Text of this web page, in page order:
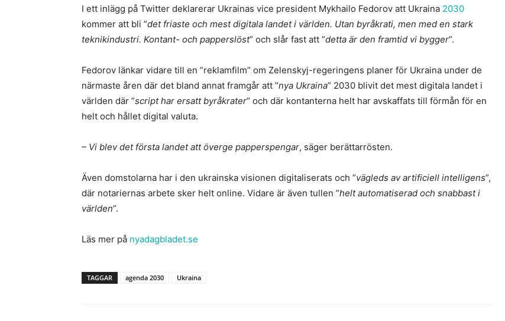
I ett inlägg på Twitter deklarerar Ukrainas vice president Mykhailo Fedorov att Ukraina 2030
kommer att bli ”det friaste och mest digitala landet i världen. Utan byråkrati, men med en stark
teknikindustri. Kontant- och papperslöst” och slår fast att ”detta är den framtid vi bygger”.
Fedorov länkar vidare till en ”reklamfilm” om Zelenskyj-regeringens planer för Ukraina under de
närmaste åren där det bland annat framgår att ”nya Ukraina” 2030 blivit det mest digitala landet i
världen där ”script har ersatt byråkrater” och där kontanterna helt har avskaffats till förmån för en
helt och hållet digital valuta.
– Vi blev det första landet att överge papperspengar, säger berättarrösten.
Även domstolarna har i den ukrainska visionen digitaliserats och ”vägleds av artificiell intelligens”,
där notariernas arbete sker helt online. Vidare är även tullen ”helt automatiserad och snabbast i
världen”.
Läs mer på nyadagbladet.se
TAGGAR agenda 2030 Ukraina